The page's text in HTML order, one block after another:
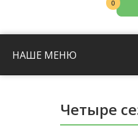
0
НАШЕ МЕНЮ
Четыре